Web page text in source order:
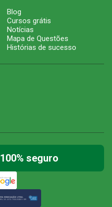
Blog
Cursos grátis
Notícias
Mapa de Questões
Histórias de sucesso
100% seguro